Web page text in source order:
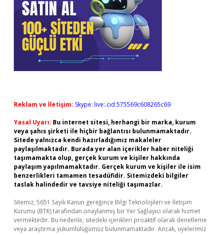
Reklam ve İletişim: Skype: live:.cid.575569c608265c69
Yasal Uyarı: Bu internet sitesi, herhangi bir marka, kurum
veya şahıs şirketi ile hiçbir bağlantısı bulunmamaktadır.
Sitede yalnızca kendi hazırladığımız makaleler
paylaşılmaktadır. Burada yer alan içerikler haber niteliği
taşımamakta olup, gerçek kurum ve kişiler hakkında
paylaşım yapılmamaktadır. Gerçek kurum ve kişiler ile isim
benzerlikleri tamamen tesadüfidir. Sitemizdeki bilgiler
taslak halindedir ve tavsiye niteliği taşımazlar.
Sitemiz, 5651 Sayılı Kanun gereğince Bilgi Teknolojileri ve İletişim
Kurumu (BTK) tarafından onaylanmış bir Yer Sağlayıcı olarak hizmet
vermektedir. Bu nedenle, sitedeki içerikleri proaktif olarak denetleme
veya araştırma yükümlülüğümüz bulunmamaktadır. Ancak, üyelerimiz